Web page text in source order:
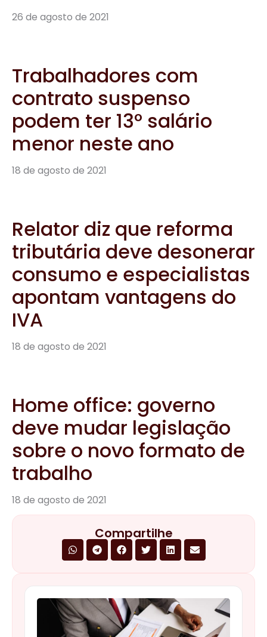
26 de agosto de 2021
Trabalhadores com
contrato suspenso
podem ter 13º salário
menor neste ano
18 de agosto de 2021
Relator diz que reforma
tributária deve desonerar
consumo e especialistas
apontam vantagens do
IVA
18 de agosto de 2021
Home office: governo
deve mudar legislação
sobre o novo formato de
trabalho
18 de agosto de 2021
Compartilhe